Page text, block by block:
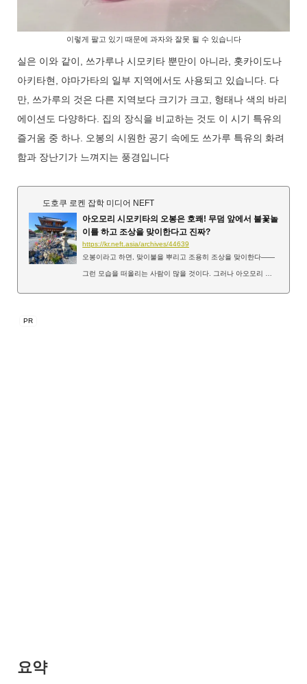
이렇게 팔고 있기 때문에 과자와 잘못 될 수 있습니다
실은 이와 같이, 쓰가루나 시모키타 뿐만이 아니라, 홋카이도나
아키타현, 야마가타의 일부 지역에서도 사용되고 있습니다. 다
만, 쓰가루의 것은 다른 지역보다 크기가 크고, 형태나 색의 바리
에이션도 다양하다. 집의 장식을 비교하는 것도 이 시기 특유의
즐거움 중 하나. 오봉의 시원한 공기 속에도 쓰가루 특유의 화려
함과 장난기가 느껴지는 풍경입니다
도호쿠 로켄 잡학 미디어 NEFT
아오모리 시모키타의 오봉은 호쾌! 무덤 앞에서 불꽃놀
이를 하고 조상을 맞이한다고 진짜?
https://kr.neft.asia/archives/44639
오봉이라고 하면, 맞이불을 뿌리고 조용히 조상을 맞이한다——
그런 모습을 떠올리는 사람이 많을 것이다. 그러나 아오모리 시
요약